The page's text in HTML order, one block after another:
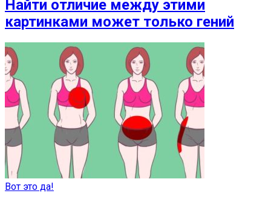
Найти отличие между этими
картинками может только гений
Вот это да!